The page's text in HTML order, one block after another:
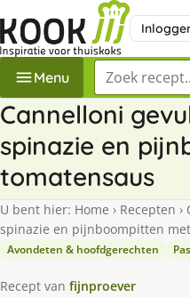
Menu Zoek een
Cannelloni
spinazie en
tomatensaus
U bent hier: Home › Recepten ›
spinazie en pijnboompitten
Avondeten & hoofdgerechten
Recept van fijnproever